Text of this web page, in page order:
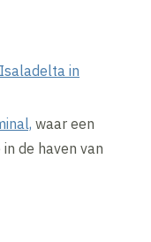
in
waar een
de haven van